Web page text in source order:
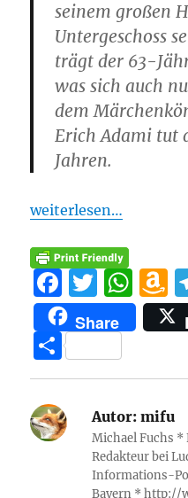
seinem großen
Untergeschoss
trägt der 63-
was sich auch
dem
Erich Adami tut
Jahren.
weiterlesen…
F
a
c
e
o
T
w
it
te
W
h
at
p
p
A
a
n
Share
T
ei
le
n
Autor: mifu
Michael Fuchs *
Redakteur bei
Informations-
Bayern * http://